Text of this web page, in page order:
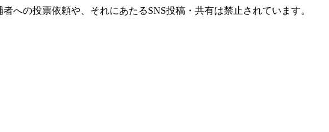
への投票依頼や、それにあたるSNS投稿・共有は禁止されています。